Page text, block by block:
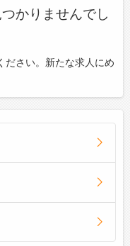
かりませんでし
ださい。新たな求人にめ